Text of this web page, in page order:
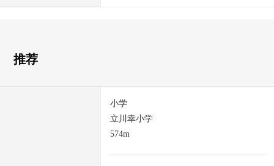
推荐
小学
立川幸小学
574m